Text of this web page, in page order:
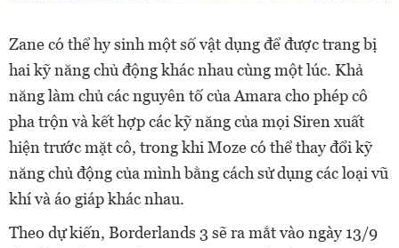
Zane có thể hy sinh một số vật dụng để được trang bị
hai kỹ năng chủ động khác nhau cùng một lúc. Khả
năng làm chủ các nguyên tố của Amara cho phép cô
pha trộn và kết hợp các kỹ năng của mọi Siren xuất
hiện trước mặt cô, trong khi Moze có thể thay đổi kỹ
năng chủ động của mình bằng cách sử dụng các loại vũ
khí và áo giáp khác nhau.
Theo dự kiến, Borderlands 3 sẽ ra mắt vào ngày 13/9